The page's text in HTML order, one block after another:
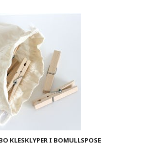
KLESKLYPER I BOMULLSPOSE